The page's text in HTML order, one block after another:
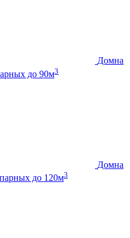
Домна
до 90м3
Домна
до 120м3